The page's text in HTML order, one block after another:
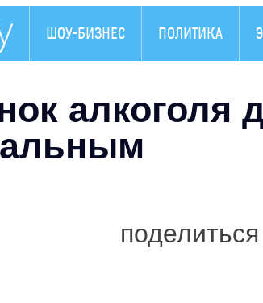
ШОУ-БИЗНЕС ПОЛИТИКА
алкоголя
поделиться